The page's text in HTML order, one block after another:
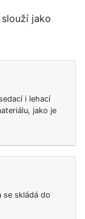
jako
i lehací
jako je
se skládá do